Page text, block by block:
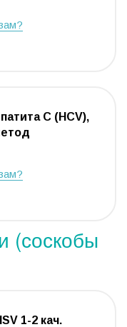
C (HCV),
(соскобы
1-2 кач.